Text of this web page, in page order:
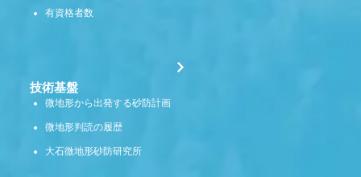
有資格者数
技術基盤
微地形から出発する砂防計画
微地形判読の履歴
大石微地形砂防研究所